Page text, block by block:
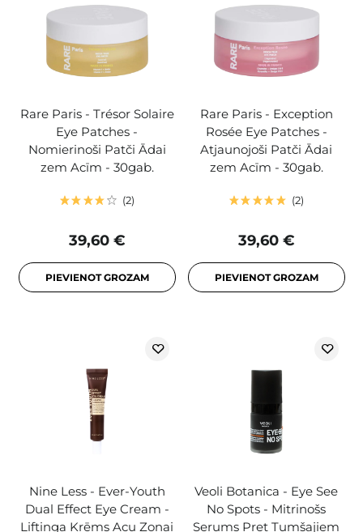
Rare Paris - Trésor Solaire
Eye Patches -
Nomierinoši Patči Ādai
zem Acīm - 30gab.
2
39,60 €
PIEVIENOT GROZAM
Rare Paris - Exception
Rosée Eye Patches -
Atjaunojoši Patči Ādai
zem Acīm - 30gab.
2
39,60 €
PIEVIENOT GROZAM
Nine Less - Ever-Youth
Dual Effect Eye Cream -
Liftinga Krēms Acu Zonai
Veoli Botanica - Eye See
No Spots - Mitrinošs
Serums Pret Tumšajiem